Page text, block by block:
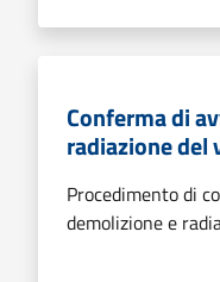
Conferma di
radiazione del
Procedimento di
demolizione e